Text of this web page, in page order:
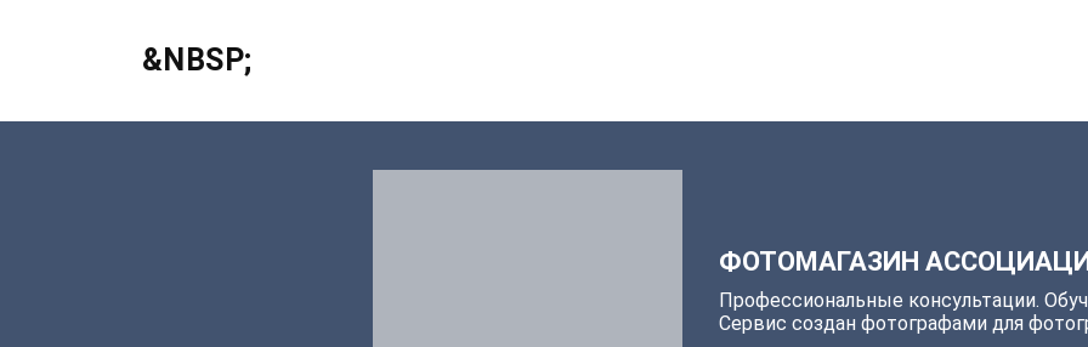
&NBSP;
ФОТОМАГАЗИН
Профессиональные консультации.
Сервис создан фотографами для